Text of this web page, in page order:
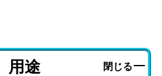
用途 閉じる